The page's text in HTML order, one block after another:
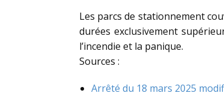
Les parcs de stationnement
durées exclusivement
l’incendie et la panique.
Sources :
Arrêté du 18 mars 2025